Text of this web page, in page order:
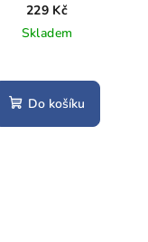
229 Kč
Skladem
Do košíku